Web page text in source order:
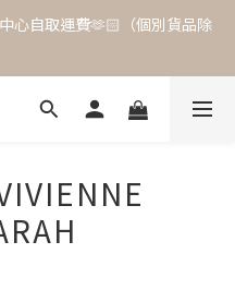
心自取運費🫶🏻（個別貨品除